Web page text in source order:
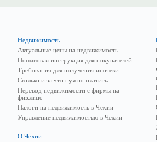
Недвижимость
Актуальные цены на недвижимость
Пошаговая инструкция для покупателей
Требования для получения ипотеки
Сколько и за что нужно платить
Перевод недвижимости с фирмы на
физ.лицо
Налоги на недвижимость в Чехии
Управление недвижимостью в Чехии
О Чехии